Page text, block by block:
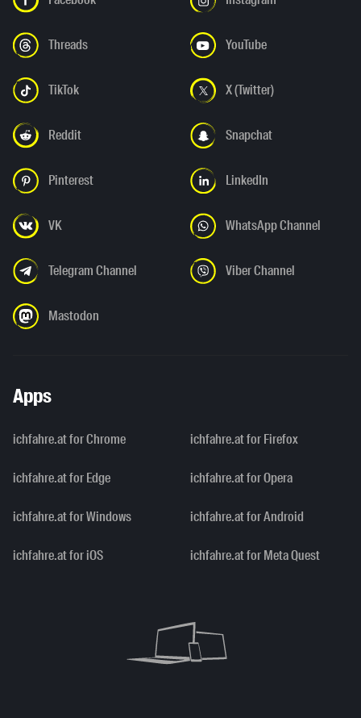
Threads YouTube
TikTok X (Twitter)
Reddit Snapchat
Pinterest LinkedIn
VK WhatsApp Channel
Telegram Channel Viber Channel
Mastodon
Apps
ichfahre.at for Chrome ichfahre.at for Firefox
ichfahre.at for Edge ichfahre.at for Opera
ichfahre.at for Windows ichfahre.at for Android
ichfahre.at for iOS ichfahre.at for Meta Quest